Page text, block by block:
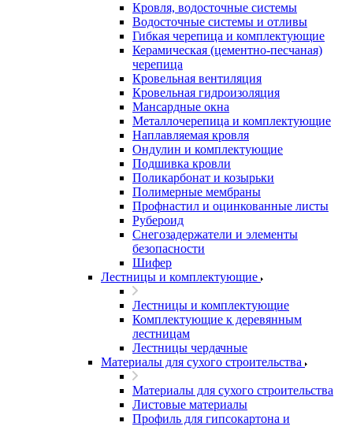
Кровля, водосточные системы
Водосточные системы и отливы
Гибкая черепица и комплектующие
Керамическая (цементно-песчаная)
черепица
Кровельная вентиляция
Кровельная гидроизоляция
Мансардные окна
Металлочерепица и комплектующие
Наплавляемая кровля
Ондулин и комплектующие
Подшивка кровли
Поликарбонат и козырьки
Полимерные мембраны
Профнастил и оцинкованные листы
Рубероид
Снегозадержатели и элементы
безопасности
Шифер
Лестницы и комплектующие
Лестницы и комплектующие
Комплектующие к деревянным
лестницам
Лестницы чердачные
Материалы для сухого строительства
Материалы для сухого строительства
Листовые материалы
Профиль для гипсокартона и